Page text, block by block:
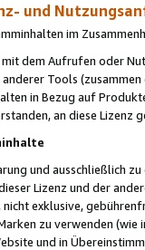
und
im
dem Aufrufen oder
Tools (zusammen
in Bezug auf
an diese Lizenz
und ausschließlich
Lizenz und der
exklusive,
zu verwenden
und in